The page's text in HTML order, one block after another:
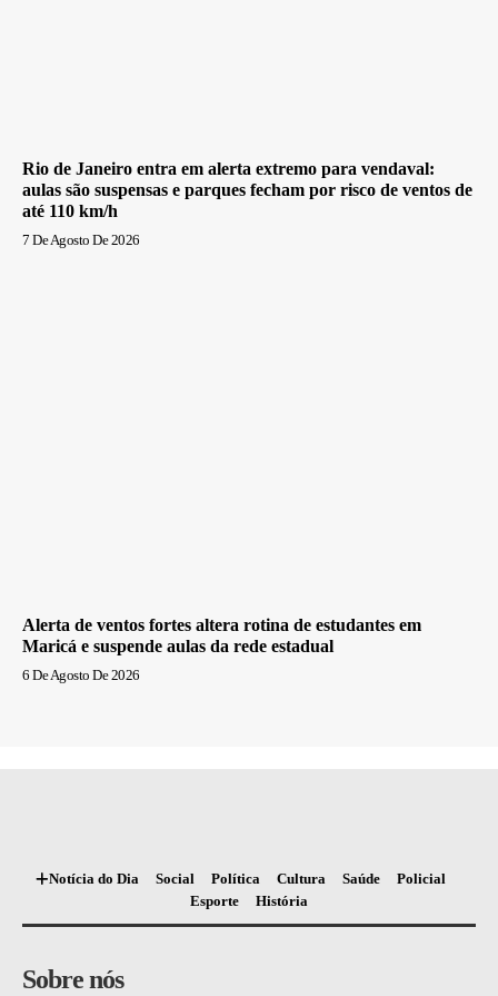
Rio de Janeiro entra em alerta extremo para vendaval:
aulas são suspensas e parques fecham por risco de ventos de
até 110 km/h
7 De Agosto De 2026
Alerta de ventos fortes altera rotina de estudantes em
Maricá e suspende aulas da rede estadual
6 De Agosto De 2026
Notícia do Dia Social Política Cultura Saúde
Policial
Esporte
História
Sobre nós